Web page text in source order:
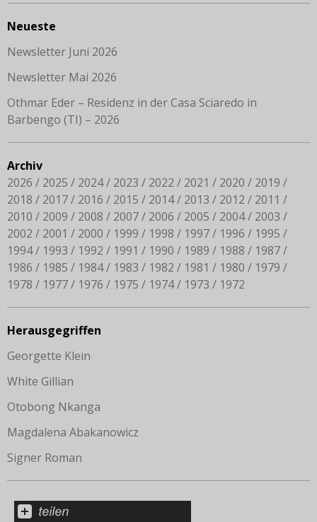
Neueste
Newsletter Juni 2026
Newsletter Mai 2026
Othmar Eder – Residenz in der Casa Sciaredo in
Barbengo (TI) – 2026
Archiv
2026
2025 2024 2023 2022 2021 2020
2019
2018
2017 2016 2015 2014 2013 2012
2011
2010
2009 2008 2007 2006 2005 2004
2003
2002
2001 2000 1999 1998 1997 1996
1995
1994
1993 1992 1991 1990 1989 1988
1987
1986
1985 1984 1983 1982 1981 1980
1979
1978
1977 1976 1975 1974 1973 1972
Herausgegriffen
Georgette Klein
White Gillian
Otobong Nkanga
Magdalena Abakanowicz
Signer Roman